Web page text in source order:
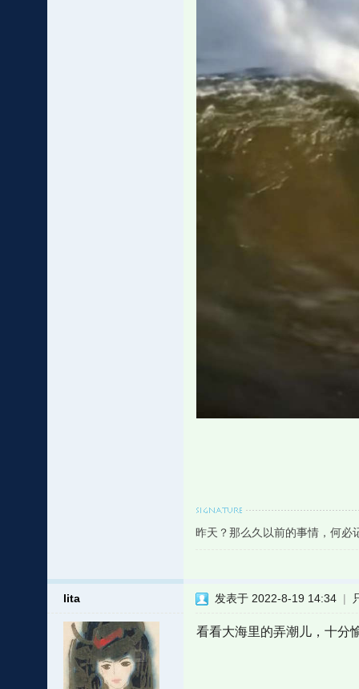
昨天？那么久以前的事情，何必
lita 发表于 2022-8-19 14:34 |
看看大海里的弄潮儿，十分